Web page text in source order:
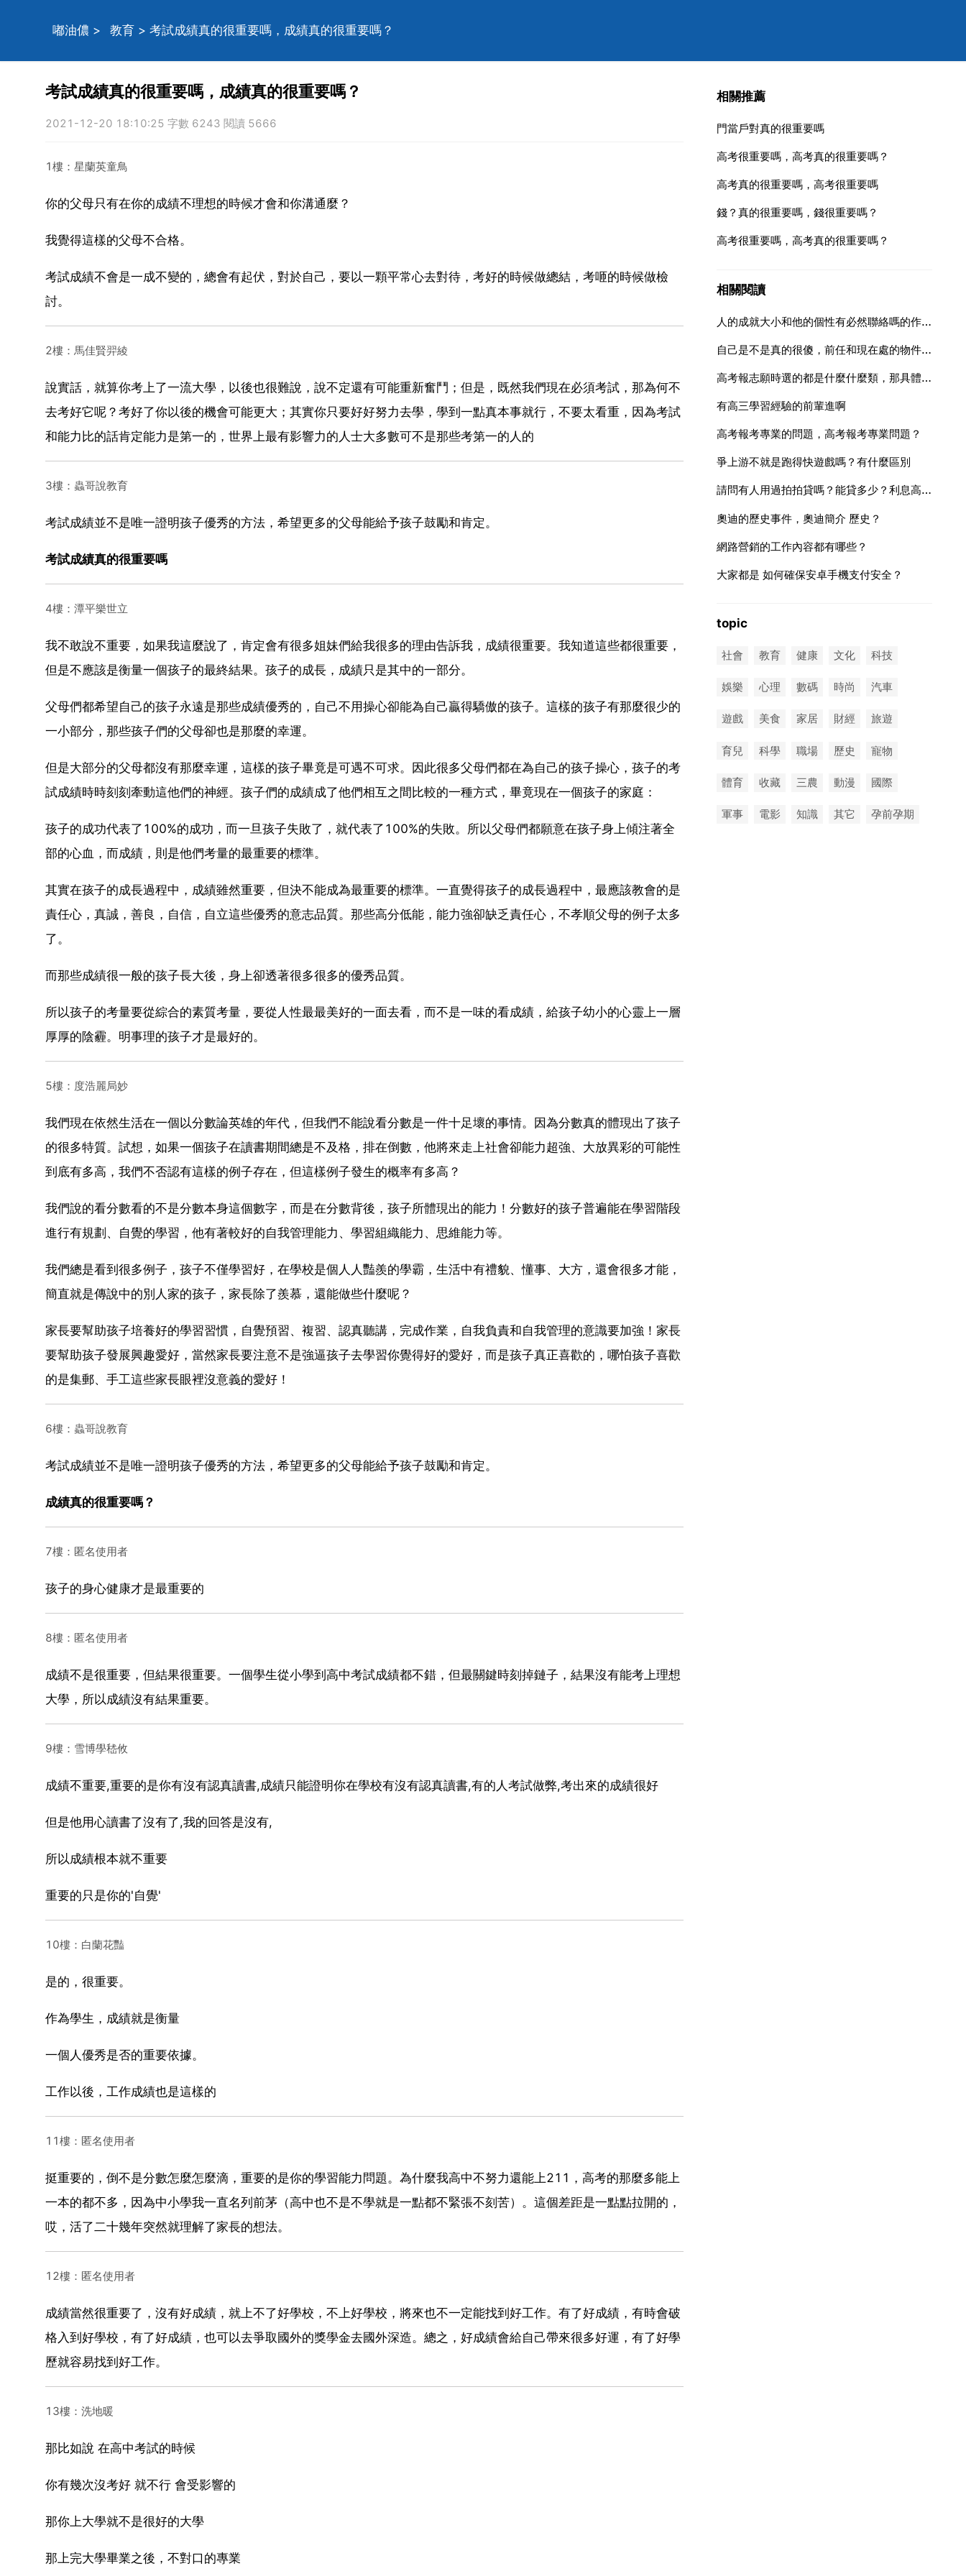
嘟油儂 > 教育 > 考試成績真的很重要嗎，成績真的很重要嗎？
考試成績真的很重要嗎，成績真的很重要嗎？
2021-12-20 18:10:25 字數 6243 閱讀 5666
1樓：星蘭英童鳥
你的父母只有在你的成績不理想的時候才會和你溝通麼？
我覺得這樣的父母不合格。
考試成績不會是一成不變的，總會有起伏，對於自己，要以一顆平常心去對待，考好的時候做總結，考咂的時候做檢
討。
2樓：馬佳賢羿綾
說實話，就算你考上了一流大學，以後也很難說，說不定還有可能重新奮鬥；但是，既然我們現在必須考試，那為何不
去考好它呢？考好了你以後的機會可能更大；其實你只要好好努力去學，學到一點真本事就行，不要太看重，因為考試
和能力比的話肯定能力是第一的，世界上最有影響力的人士大多數可不是那些考第一的人的
3樓：蟲哥說教育
考試成績並不是唯一證明孩子優秀的方法，希望更多的父母能給予孩子鼓勵和肯定。
考試成績真的很重要嗎
4樓：潭平樂世立
我不敢說不重要，如果我這麼說了，肯定會有很多姐妹們給我很多的理由告訴我，成績很重要。我知道這些都很重要，
但是不應該是衡量一個孩子的最終結果。孩子的成長，成績只是其中的一部分。
父母們都希望自己的孩子永遠是那些成績優秀的，自己不用操心卻能為自己贏得驕傲的孩子。這樣的孩子有那麼很少的
一小部分，那些孩子們的父母卻也是那麼的幸運。
但是大部分的父母都沒有那麼幸運，這樣的孩子畢竟是可遇不可求。因此很多父母們都在為自己的孩子操心，孩子的考
試成績時時刻刻牽動這他們的神經。孩子們的成績成了他們相互之間比較的一種方式，畢竟現在一個孩子的家庭：
孩子的成功代表了100%的成功，而一旦孩子失敗了，就代表了100%的失敗。所以父母們都願意在孩子身上傾注著全
部的心血，而成績，則是他們考量的最重要的標準。
其實在孩子的成長過程中，成績雖然重要，但決不能成為最重要的標準。一直覺得孩子的成長過程中，最應該教會的是
責任心，真誠，善良，自信，自立這些優秀的意志品質。那些高分低能，能力強卻缺乏責任心，不孝順父母的例子太多
了。
而那些成績很一般的孩子長大後，身上卻透著很多很多的優秀品質。
所以孩子的考量要從綜合的素質考量，要從人性最最美好的一面去看，而不是一味的看成績，給孩子幼小的心靈上一層
厚厚的陰霾。明事理的孩子才是最好的。
5樓：度浩麗局妙
我們現在依然生活在一個以分數論英雄的年代，但我們不能說看分數是一件十足壞的事情。因為分數真的體現出了孩子
的很多特質。試想，如果一個孩子在讀書期間總是不及格，排在倒數，他將來走上社會卻能力超強、大放異彩的可能性
到底有多高，我們不否認有這樣的例子存在，但這樣例子發生的概率有多高？
我們說的看分數看的不是分數本身這個數字，而是在分數背後，孩子所體現出的能力！分數好的孩子普遍能在學習階段
進行有規劃、自覺的學習，他有著較好的自我管理能力、學習組織能力、思維能力等。
我們總是看到很多例子，孩子不僅學習好，在學校是個人人豔羨的學霸，生活中有禮貌、懂事、大方，還會很多才能，
簡直就是傳說中的別人家的孩子，家長除了羨慕，還能做些什麼呢？
家長要幫助孩子培養好的學習習慣，自覺預習、複習、認真聽講，完成作業，自我負責和自我管理的意識要加強！家長
要幫助孩子發展興趣愛好，當然家長要注意不是強逼孩子去學習你覺得好的愛好，而是孩子真正喜歡的，哪怕孩子喜歡
的是集郵、手工這些家長眼裡沒意義的愛好！
6樓：蟲哥說教育
考試成績並不是唯一證明孩子優秀的方法，希望更多的父母能給予孩子鼓勵和肯定。
成績真的很重要嗎？
7樓：匿名使用者
孩子的身心健康才是最重要的
8樓：匿名使用者
成績不是很重要，但結果很重要。一個學生從小學到高中考試成績都不錯，但最關鍵時刻掉鏈子，結果沒有能考上理想
大學，所以成績沒有結果重要。
9樓：雪博學嵇攸
成績不重要,重要的是你有沒有認真讀書,成績只能證明你在學校有沒有認真讀書,有的人考試做弊,考出來的成績很好
但是他用心讀書了沒有了,我的回答是沒有,
所以成績根本就不重要
重要的只是你的'自覺'
10樓：白蘭花豔
是的，很重要。
作為學生，成績就是衡量
一個人優秀是否的重要依據。
工作以後，工作成績也是這樣的
11樓：匿名使用者
挺重要的，倒不是分數怎麼怎麼滴，重要的是你的學習能力問題。為什麼我高中不努力還能上211，高考的那麼多能上
一本的都不多，因為中小學我一直名列前茅（高中也不是不學就是一點都不緊張不刻苦）。這個差距是一點點拉開的，
哎，活了二十幾年突然就理解了家長的想法。
12樓：匿名使用者
成績當然很重要了，沒有好成績，就上不了好學校，不上好學校，將來也不一定能找到好工作。有了好成績，有時會破
格入到好學校，有了好成績，也可以去爭取國外的獎學金去國外深造。總之，好成績會給自己帶來很多好運，有了好學
歷就容易找到好工作。
13樓：洗地暖
那比如說 在高中考試的時候
你有幾次沒考好 就不行 會受影響的
那你上大學就不是很好的大學
那上完大學畢業之後，不對口的專業
相關推薦
門當戶對真的很重要嗎
高考很重要嗎，高考真的很重要嗎？
高考真的很重要嗎，高考很重要嗎
錢？真的很重要嗎，錢很重要嗎？
高考很重要嗎，高考真的很重要嗎？
相關閱讀
人的成就大小和他的個性有必然聯絡嗎的作文素材
自己是不是真的很傻，前任和現在處的物件都是自己在單方面為其付出，最後心累堅持不下去就分開了
高考報志願時選的都是什麼什麼類，那具體專業怎麼選
有高三學習經驗的前輩進啊
高考報考專業的問題，高考報考專業問題？
爭上游不就是跑得快遊戲嗎？有什麼區別
請問有人用過拍拍貸嗎？能貸多少？利息高嗎？
奧迪的歷史事件，奧迪簡介 歷史？
網路營銷的工作內容都有哪些？
大家都是 如何確保安卓手機支付安全？
topic
社會 教育 健康 文化 科技
娛樂 心理 數碼 時尚 汽車
遊戲 美食 家居 財經 旅遊
育兒 科學 職場 歷史 寵物
體育 收藏 三農 動漫 國際
軍事 電影 知識 其它 孕前孕期